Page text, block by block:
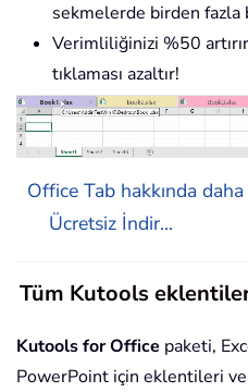
sekmelerde birden fazla
Verimliliğinizi %50
tıklaması azaltır!
Office Tab hakkında
Ücretsiz İndir...
Tüm Kutools
Kutools for Office paketi,
PowerPoint için eklentileri